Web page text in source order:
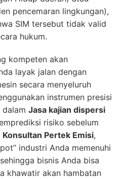
pencemaran lingkungan),
SIM tersebut tidak valid
hukum.
kompeten akan
layak jalan dengan
secara menyeluruh
instrumen presisi
Jasa kajian dispersi
risiko sebelum
Konsultan Pertek Emisi,
industri Anda memenuhi
bisnis Anda bisa
khawatir akan hambatan